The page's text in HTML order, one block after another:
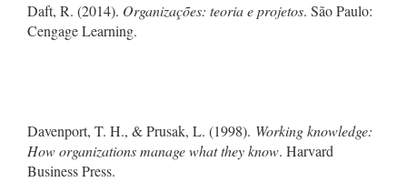
Daft, R. (2014). Organizações: teoria e projetos. São Paulo:
Cengage Learning.
Davenport, T. H., & Prusak, L. (1998). Working knowledge:
How organizations manage what they know. Harvard
Business Press.